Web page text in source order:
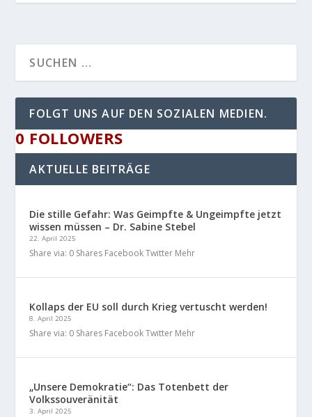
FOLGT UNS AUF DEN SOZIALEN MEDIEN.
0 FOLLOWERS
AKTUELLE BEITRÄGE
Die stille Gefahr: Was Geimpfte & Ungeimpfte jetzt
wissen müssen – Dr. Sabine Stebel
22. April 2025
Share via: 0 Shares Facebook Twitter Mehr
Kollaps der EU soll durch Krieg vertuscht werden!
8. April 2025
Share via: 0 Shares Facebook Twitter Mehr
„Unsere Demokratie“: Das Totenbett der
Volkssouveränität
3. April 2025